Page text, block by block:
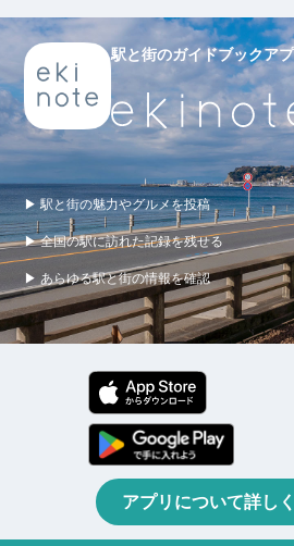
駅と街のガイドブックア
▶ 駅と街の魅力やグルメを投稿
▶ 全国の駅に訪れた記録を残せる
▶ あらゆる駅と街の情報を確認
アプリについて詳し